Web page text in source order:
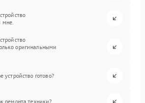
мне.
оригинальными
устройство готово?
ремонта техники?